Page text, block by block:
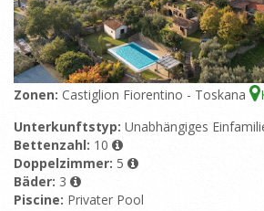
Zonen: Castiglion Fiorentino - Toskana
Unterkunftstyp: Unabhängiges
Bettenzahl: 10
Doppelzimmer: 5
Bäder: 3
Piscine: Privater Pool